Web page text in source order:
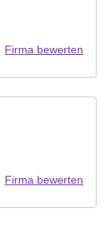
Firma bewerten
Firma bewerten